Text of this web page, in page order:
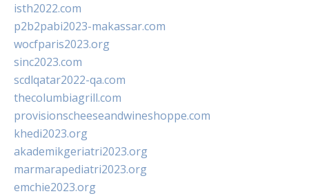
isth2022.com
p2b2pabi2023-makassar.com
wocfparis2023.org
sinc2023.com
scdlqatar2022-qa.com
thecolumbiagrill.com
provisionscheeseandwineshoppe.com
khedi2023.org
akademikgeriatri2023.org
marmarapediatri2023.org
emchie2023.org